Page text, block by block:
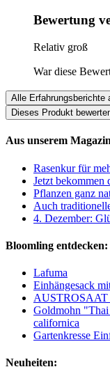
Bewertung
Relativ groß
War diese
Alle Erfahrungsberichte
Dieses Produkt
Aus unserem
Rasenkur für
Jetzt bekommen
Pflanzen ganz
Auch
4. Dezember:
Bloomling entdecken:
Lafuma
Einhängesack
AUSTROSAAT
Goldmohn
californica
Gartenkresse
Neuheiten: